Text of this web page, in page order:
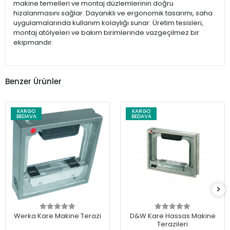
makine temelleri ve montaj düzlemlerinin doğru
hizalanmasını sağlar. Dayanıklı ve ergonomik tasarımı, saha
uygulamalarında kullanım kolaylığı sunar. Üretim tesisleri,
montaj atölyeleri ve bakım birimlerinde vazgeçilmez bir
ekipmandır.
Benzer Ürünler
KARGO
BEDAVA
Werka Kare Makine Terazi
KARGO
BEDAVA
D&W Kare Hassas Makine
Terazileri